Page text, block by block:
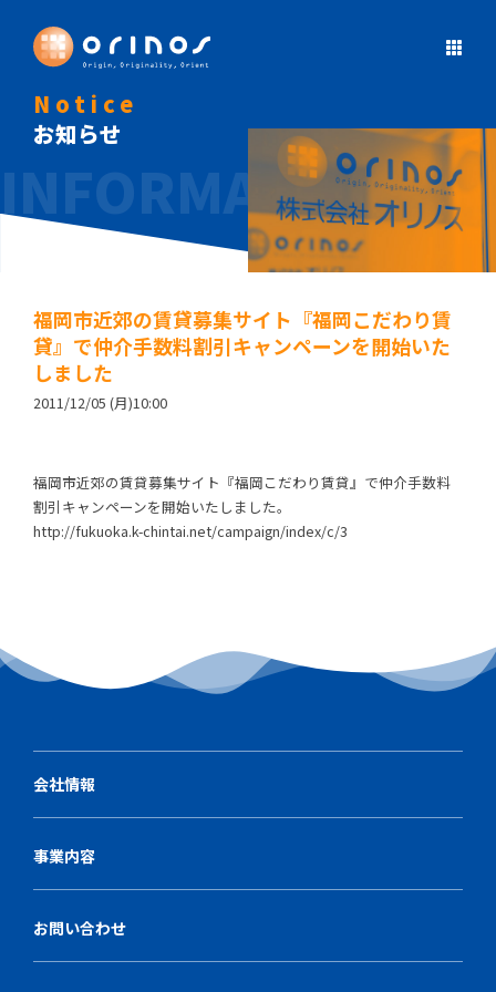
Notice
お知らせ
福岡市近郊の賃貸募集サイト『福岡こだわり賃
貸』で仲介手数料割引キャンペーンを開始いた
しました
2011/12/05 (月)10:00
福岡市近郊の賃貸募集サイト『福岡こだわり賃貸』で仲介手数料
割引キャンペーンを開始いたしました。
http://fukuoka.k-chintai.net/campaign/index/c/3
会社情報
事業内容
お問い合わせ